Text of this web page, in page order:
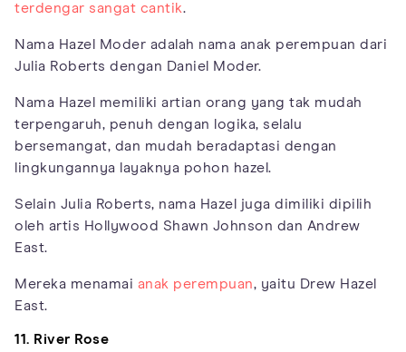
terdengar sangat cantik.
Nama Hazel Moder adalah nama anak perempuan dari
Julia Roberts dengan Daniel Moder.
Nama Hazel memiliki artian orang yang tak mudah
terpengaruh, penuh dengan logika, selalu
bersemangat, dan mudah beradaptasi dengan
lingkungannya layaknya pohon hazel.
Selain Julia Roberts, nama Hazel juga dimiliki dipilih
oleh artis Hollywood Shawn Johnson dan Andrew
East.
Mereka menamai anak perempuan, yaitu Drew Hazel
East.
11. River Rose